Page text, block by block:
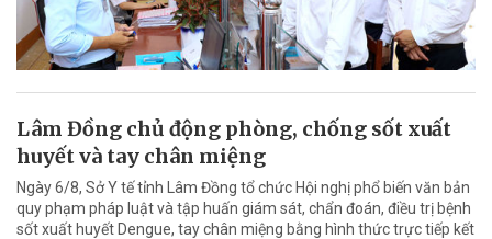
Lâm Đồng chủ động phòng, chống sốt xuất
huyết và tay chân miệng
Ngày 6/8, Sở Y tế tỉnh Lâm Đồng tổ chức Hội nghị phổ biến văn bản
quy phạm pháp luật và tập huấn giám sát, chẩn đoán, điều trị bệnh
sốt xuất huyết Dengue, tay chân miệng bằng hình thức trực tiếp kết